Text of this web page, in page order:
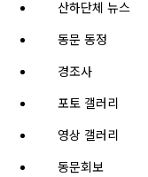
산하단체 뉴스
동문 동정
경조사
포토 갤러리
영상 갤러리
동문회보